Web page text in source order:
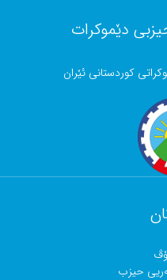
دێموکرات
کوردستانی ئێران
حیزب